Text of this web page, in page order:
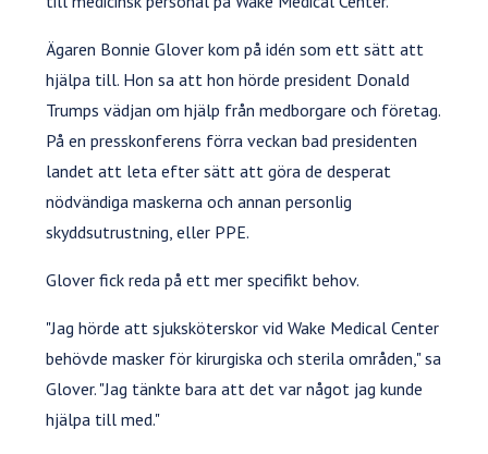
Ägaren Bonnie Glover kom på idén som ett sätt att
hjälpa till. Hon sa att hon hörde president Donald
Trumps vädjan om hjälp från medborgare och företag.
På en presskonferens förra veckan bad presidenten
landet att leta efter sätt att göra de desperat
nödvändiga maskerna och annan personlig
skyddsutrustning, eller PPE.
Glover fick reda på ett mer specifikt behov.
"Jag hörde att sjuksköterskor vid Wake Medical Center
behövde masker för kirurgiska och sterila områden," sa
Glover. "Jag tänkte bara att det var något jag kunde
hjälpa till med."